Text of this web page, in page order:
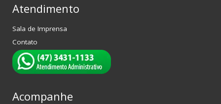
Atendimento
Sala de Imprensa
Contato
Acompanhe